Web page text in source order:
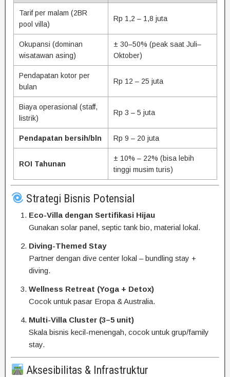
Tarif per malam (2BR
pool villa)
Rp 1,2 – 1,8 juta
Okupansi (dominan
wisatawan asing)
± 30–50% (peak saat Juli–
Oktober)
Pendapatan kotor per
bulan
Rp 12 – 25 juta
Biaya operasional (staff,
listrik)
Rp 3 – 5 juta
Pendapatan bersih/bln Rp 9 – 20 juta
ROI Tahunan
± 10% – 22% (bisa lebih
tinggi musim turis)
Strategi Bisnis Potensial
Eco-Villa dengan Sertifikasi Hijau
Gunakan solar panel, septic tank bio, material lokal.
Diving-Themed Stay
Partner dengan dive center lokal – bundling stay +
diving.
Wellness Retreat (Yoga + Detox)
Cocok untuk pasar Eropa & Australia.
Multi-Villa Cluster (3–5 unit)
Skala bisnis kecil-menengah, cocok untuk grup/family
stay.
Aksesibilitas & Infrastruktur